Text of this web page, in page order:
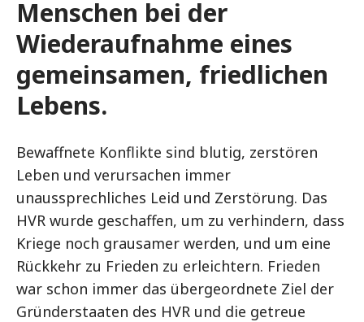
Menschen bei der
Wiederaufnahme eines
gemeinsamen, friedlichen
Lebens.
Bewaffnete Konflikte sind blutig, zerstören
Leben und verursachen immer
unaussprechliches Leid und Zerstörung. Das
HVR wurde geschaffen, um zu verhindern, dass
Kriege noch grausamer werden, und um eine
Rückkehr zu Frieden zu erleichtern. Frieden
war schon immer das übergeordnete Ziel der
Gründerstaaten des HVR und die getreue